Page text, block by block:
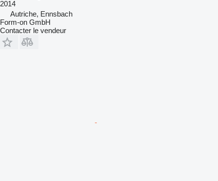
2014
Autriche, Ennsbach
Form-on GmbH
Contacter le vendeur